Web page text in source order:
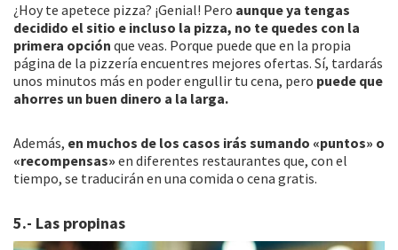
¿Hoy te apetece pizza? ¡Genial! Pero aunque ya tengas
decidido el sitio e incluso la pizza, no te quedes con la
primera opción que veas. Porque puede que en la propia
página de la pizzería encuentres mejores ofertas. Sí, tardarás
unos minutos más en poder engullir tu cena, pero puede que
ahorres un buen dinero a la larga.
Además, en muchos de los casos irás sumando «puntos» o
«recompensas» en diferentes restaurantes que, con el
tiempo, se traducirán en una comida o cena gratis.
5.- Las propinas